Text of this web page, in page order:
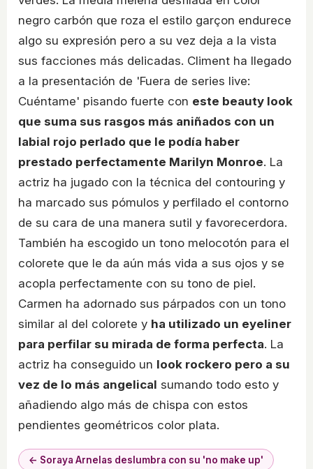
negro carbón que roza el estilo garçon endurece
algo su expresión pero a su vez deja a la vista
sus facciones más delicadas. Climent ha llegado
a la presentación de 'Fuera de series live:
Cuéntame' pisando fuerte con este beauty look
que suma sus rasgos más aniñados con un
labial rojo perlado que le podía haber
prestado perfectamente Marilyn Monroe. La
actriz ha jugado con la técnica del contouring y
ha marcado sus pómulos y perfilado el contorno
de su cara de una manera sutil y favorecerdora.
También ha escogido un tono melocotón para el
colorete que le da aún más vida a sus ojos y se
acopla perfectamente con su tono de piel.
Carmen ha adornado sus párpados con un tono
similar al del colorete y ha utilizado un eyeliner
para perfilar su mirada de forma perfecta. La
actriz ha conseguido un look rockero pero a su
vez de lo más angelical sumando todo esto y
añadiendo algo más de chispa con estos
pendientes geométricos color plata.
← Soraya Arnelas deslumbra con su 'no make up'